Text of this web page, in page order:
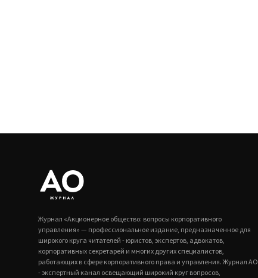
Журнал «Акционерное общество: вопросы корпоративного
управления» — профессиональное издание, предназначенное для
широкого круга читателей - юристов, экспертов, адвокатов,
корпоративных секретарей и многих других специалистов,
работающих в сфере корпоративного права и управления. Журнал АО
- экспертный канал освещающий широкий круг вопросов,